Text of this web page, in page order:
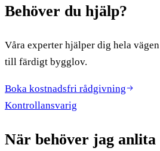
Behöver du hjälp?
Våra experter hjälper dig hela
till färdigt bygglov.
Boka kostnadsfri rådgivning
Kontrollansvarig
När behöver jag anlita